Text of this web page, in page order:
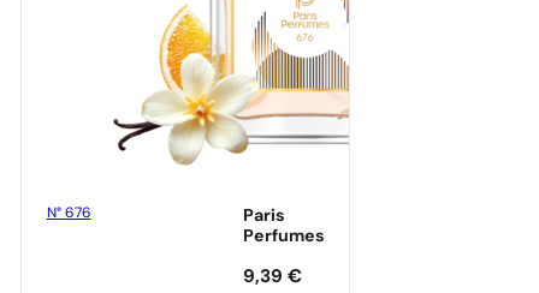
N° 676
Paris
Perfumes
9,39 €